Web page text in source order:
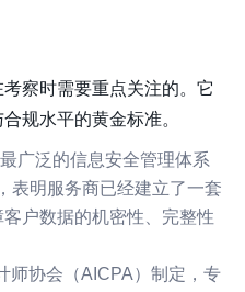
察时需要重点关注的。它
规水平的黄金标准。
广泛的信息安全管理体系
表明服务商已经建立了一套
户数据的机密性、完整性
师协会（AICPA）制定，专